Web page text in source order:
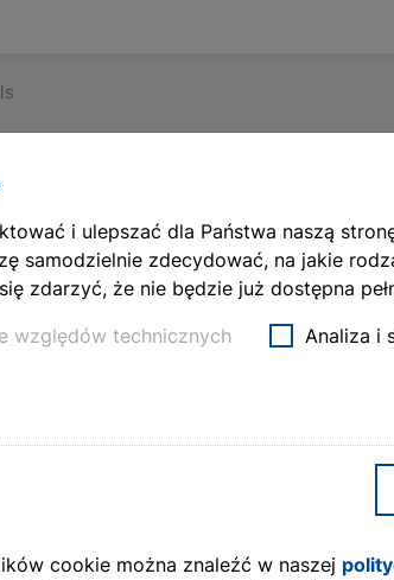
i ulepszać dla Państwa naszą
samodzielnie zdecydować, na jakie
zdarzyć, że nie będzie już dostępna
względów technicznych
Analiza i
cookie można znaleźć w naszej
Torre
Automation of